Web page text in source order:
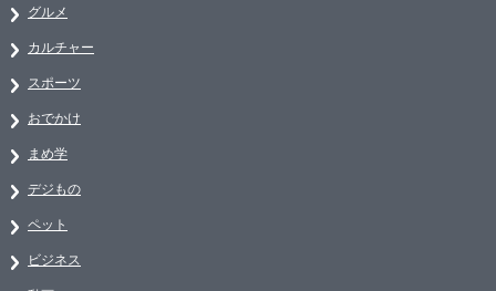
グルメ
カルチャー
スポーツ
おでかけ
まめ学
デジもの
ペット
ビジネス